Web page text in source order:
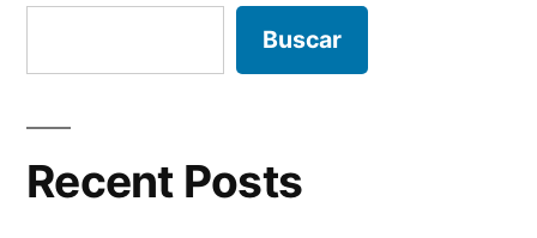
Buscar
Recent Posts